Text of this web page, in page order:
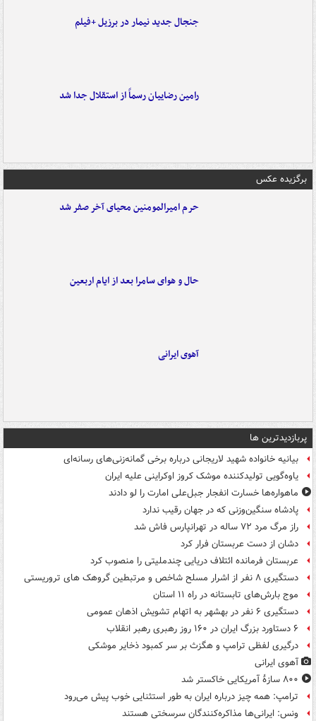
جنجال جدید نیمار در برزیل +فیلم
رامین رضاییان رسماً از استقلال جدا شد
برگزیده عکس
حرم امیرالمومنین محیای آخر صفر شد
حال و هوای سامرا بعد از ایام اربعین
آهوی ایرانی
پربازدیدترین ها
بیانیه خانواده شهید لاریجانی درباره برخی گمانه‌زنی‌های رسانه‌ای
یاوه‌گویی تولیدکننده موشک کروز اوکراینی علیه ایران
ماهواره‌ها خسارت انفجار جبل‌علی امارت را لو دادند
پادشاه سنگین‌وزنی که در جهان رقیب ندارد
راز مرگ مرد ۷۲ ساله در تهرانپارس فاش شد
دشان از دست عربستان فرار کرد
عربستان فرمانده ائتلاف دریایی چندملیتی را منصوب کرد
دستگیری ۸ نفر از اشرار مسلح شاخص و مرتبطین گروهک های تروریستی
موج بارش‌های تابستانه در راه ۱۱ استان
دستگیری ۶ نفر در بهشهر به اتهام تشویش اذهان عمومی
۶ دستاورد بزرگ ایران در ۱۶۰ روز رهبری رهبر انقلاب
درگیری لفظی ترامپ و هگزث بر سر کمبود ذخایر موشکی
آهوی ایرانی
۸۰۰ سازۀ آمریکایی خاکستر شد
ترامپ: همه چیز درباره ایران به طور استثنایی خوب پیش می‌رود
ونس: ایرانی‌ها مذاکره‌کنندگان سرسختی هستند